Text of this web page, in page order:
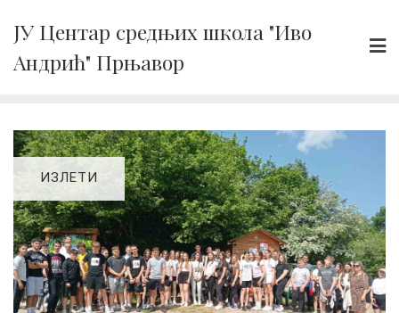
content
ЈУ Центар средњих школа "Иво
Андрић" Прњавор
ИЗЛЕТИ